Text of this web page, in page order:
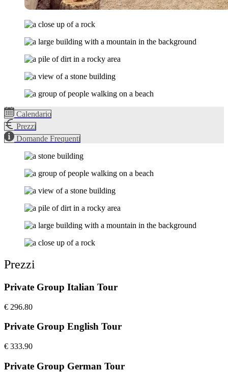
Calendario
Prezzi
Domande Frequenti
Prezzi
Private Group Italian Tour
€ 296.80
Private Group English Tour
€ 333.90
Private Group German Tour